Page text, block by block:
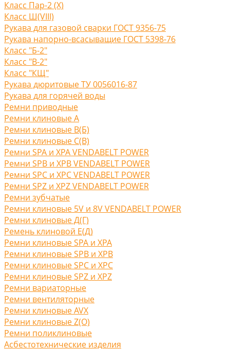
Класс Пар-2 (X)
Класс Ш(VIII)
Рукава для газовой сварки ГОСТ 9356-75
Рукава напорно-всасыващие ГОСТ 5398-76
Класс "Б-2"
Класс "В-2"
Класс "КЩ"
Рукава дюритовые ТУ 0056016-87
Рукава для горячей воды
Ремни приводные
Ремни клиновые A
Ремни клиновые В(Б)
Ремни клиновые С(B)
Ремни SPA и XPA VENDABELT POWER
Ремни SPB и XPB VENDABELT POWER
Ремни SPC и XPC VENDABELT POWER
Ремни SPZ и XPZ VENDABELT POWER
Ремни зубчатые
Ремни клиновые 5V и 8V VENDABELT POWER
Ремни клиновые Д(Г)
Ремень клиновой Е(Д)
Ремни клиновые SPA и XPA
Ремни клиновые SPB и XPB
Ремни клиновые SPC и XPC
Ремни клиновые SPZ и XPZ
Ремни вариаторные
Ремни вентиляторные
Ремни клиновые AVX
Ремни клиновые Z(O)
Ремни поликлиновые
Асбестотехнические изделия